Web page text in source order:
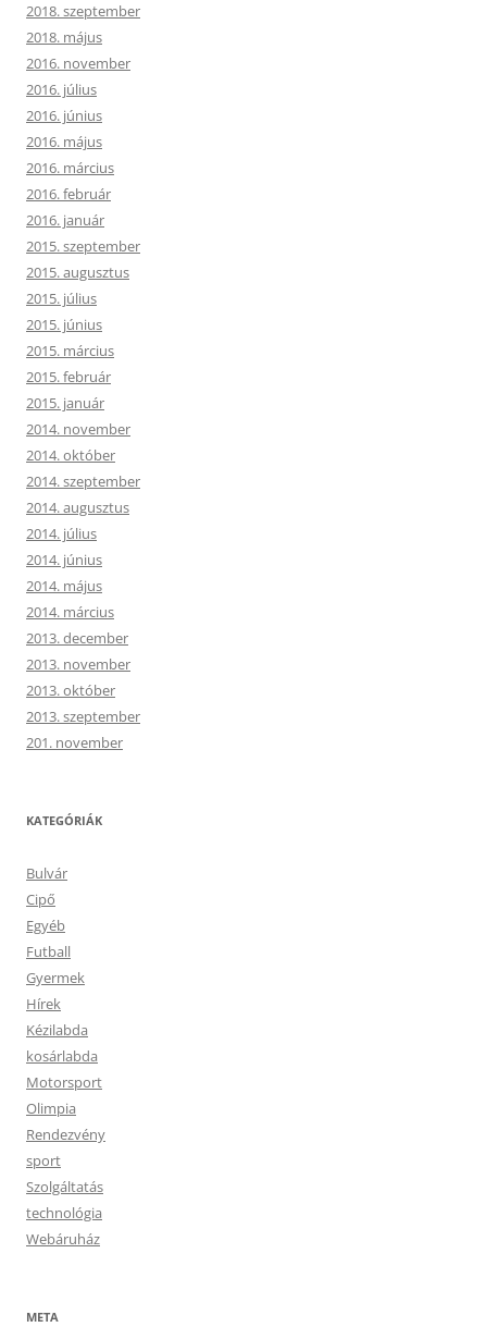
2018. szeptember
2018. május
2016. november
2016. július
2016. június
2016. május
2016. március
2016. február
2016. január
2015. szeptember
2015. augusztus
2015. július
2015. június
2015. március
2015. február
2015. január
2014. november
2014. október
2014. szeptember
2014. augusztus
2014. július
2014. június
2014. május
2014. március
2013. december
2013. november
2013. október
2013. szeptember
201. november
KATEGÓRIÁK
Bulvár
Cipő
Egyéb
Futball
Gyermek
Hírek
Kézilabda
kosárlabda
Motorsport
Olimpia
Rendezvény
sport
Szolgáltatás
technológia
Webáruház
META